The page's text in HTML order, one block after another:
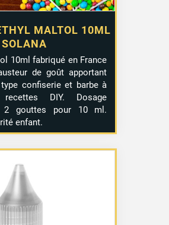
MALTOL 10ML
10ml fabriqué en France
de goût apportant
confiserie et barbe à
DIY. Dosage
2 gouttes pour 10 ml.
enfant.